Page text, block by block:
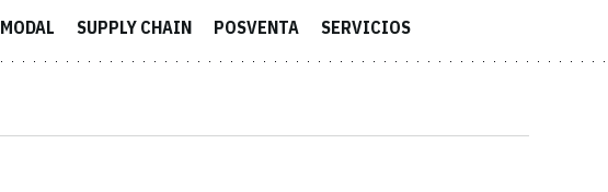
SUPPLY CHAIN POSVENTA SERVICIOS